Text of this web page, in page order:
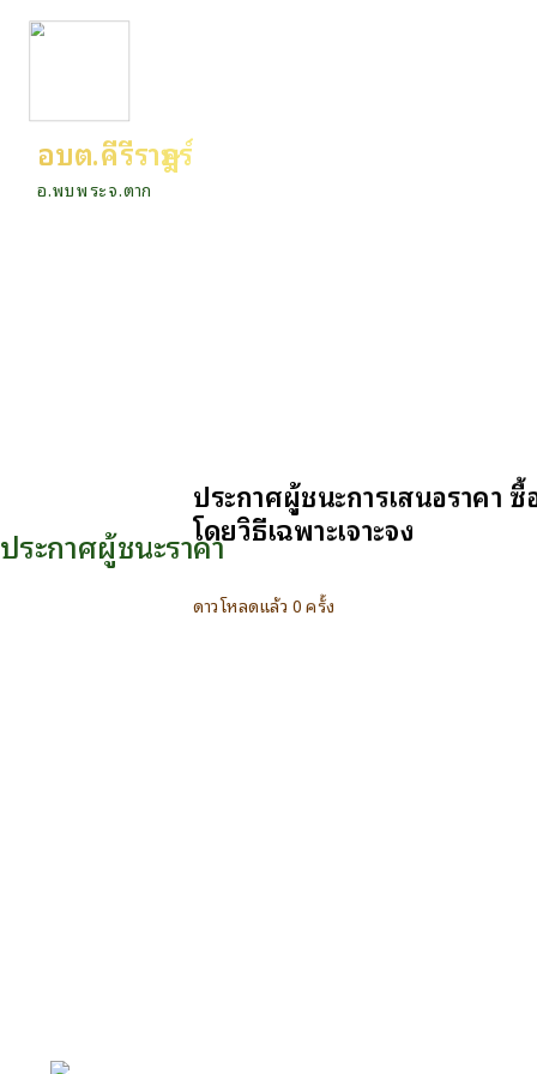
อบต.คีรีราษฎร์
อ.พบพระ จ.ตาก
ประกาศผู้ชนะราคา
ประกาศผู้ชนะการเสนอราคา
โดยวิธีเฉพาะเจาะจง
ดาวโหลดแล้ว 0 ครั้ง